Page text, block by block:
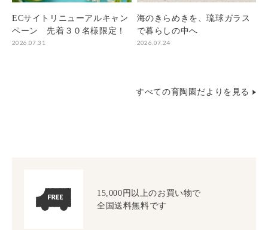
ECサイトリニューアルキャン
ペーン 先着３０名様限定！
2026.07.31
海のきらめきを、琉球ガラス
で暮らしの中へ
2026.07.24
すべての育陶園だよりを見る
15,000円以上のお買い物で
全国送料無料です